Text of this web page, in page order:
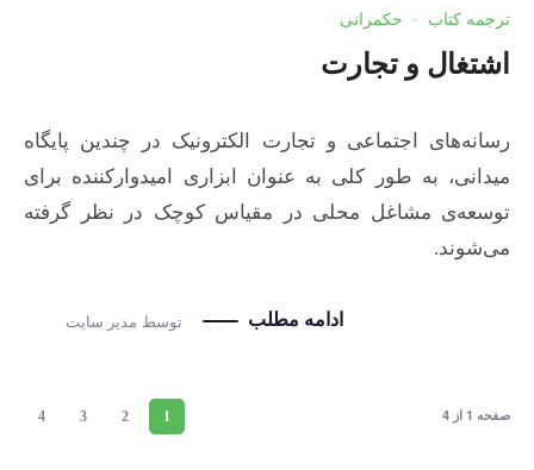
ترجمه کتاب · حکمرانی
اشتغال و تجارت
رسانه‌های اجتماعی و تجارت الکترونیک در چندین پایگاه
میدانی، به طور کلی به عنوان ابزاری امیدوارکننده برای
توسعه‌ی مشاغل محلی در مقیاس کوچک در نظر گرفته
می‌شوند.
توسط مدیر سایت ادامه مطلب
1
2
3
4 صفحه 1 از 4